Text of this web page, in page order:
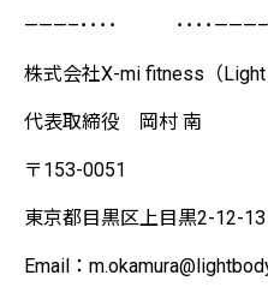
———–････ ････———–
株式会社X-mi fitness（Light
代表取締役 岡村 南
〒153-0051
東京都目黒区上目黒2-12-
Email：